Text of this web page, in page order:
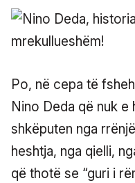
Po, në cepa të
Nino Deda që nuk e
shkëputen nga
heshtja, nga qielli,
që thotë se “guri i